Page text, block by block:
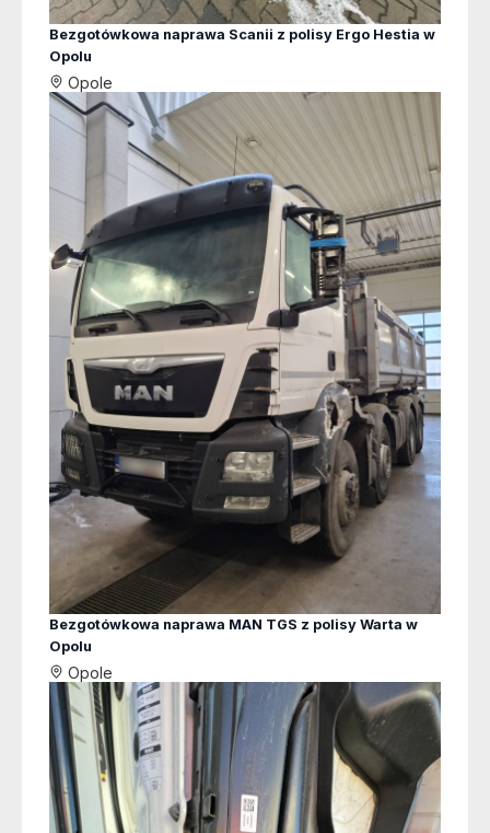
Bezgotówkowa naprawa Scanii z polisy Ergo Hestia w
Opolu
Opole
Bezgotówkowa naprawa MAN TGS z polisy Warta w
Opolu
Opole